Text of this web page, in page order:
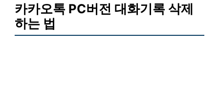
카카오톡 PC버전 대화기록 삭제
하는 법